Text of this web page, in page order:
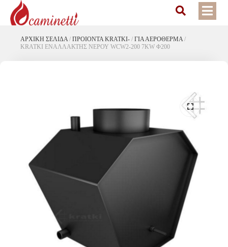
ΑΡΧΙΚΉ ΣΕΛΊΔΑ / ΠΡΟΙΟΝΤΑ KRATKI- / ΓΙΑ ΑΕΡΟΘΕΡΜΑ /
KRATKI ΕΝΑΛΛΑΚΤΗΣ ΝΕΡΟΥ WCW2-200 7KW Φ200